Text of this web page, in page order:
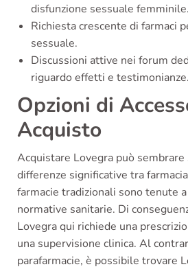
disfunzione sessuale femminile.
Richiesta crescente di farmaci
sessuale.
Discussioni attive nei forum
riguardo effetti e testimonianze.
Opzioni di
Acquisto
Acquistare Lovegra può sembrare
differenze significative tra
farmacie tradizionali sono tenute
normative sanitarie. Di
Lovegra qui richiede una
una supervisione clinica. Al
parafarmacie, è possibile trovare